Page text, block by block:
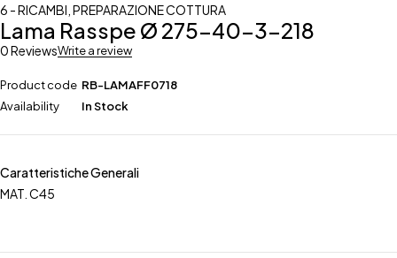
6 - RICAMBI PREPARAZIONE COTTURA
Lama Rasspe Ø 275-40-3-218
0 ReviewsWrite a review
Product code RB-LAMAFF0718
Availability
In Stock
Caratteristiche Generali
MAT. C45